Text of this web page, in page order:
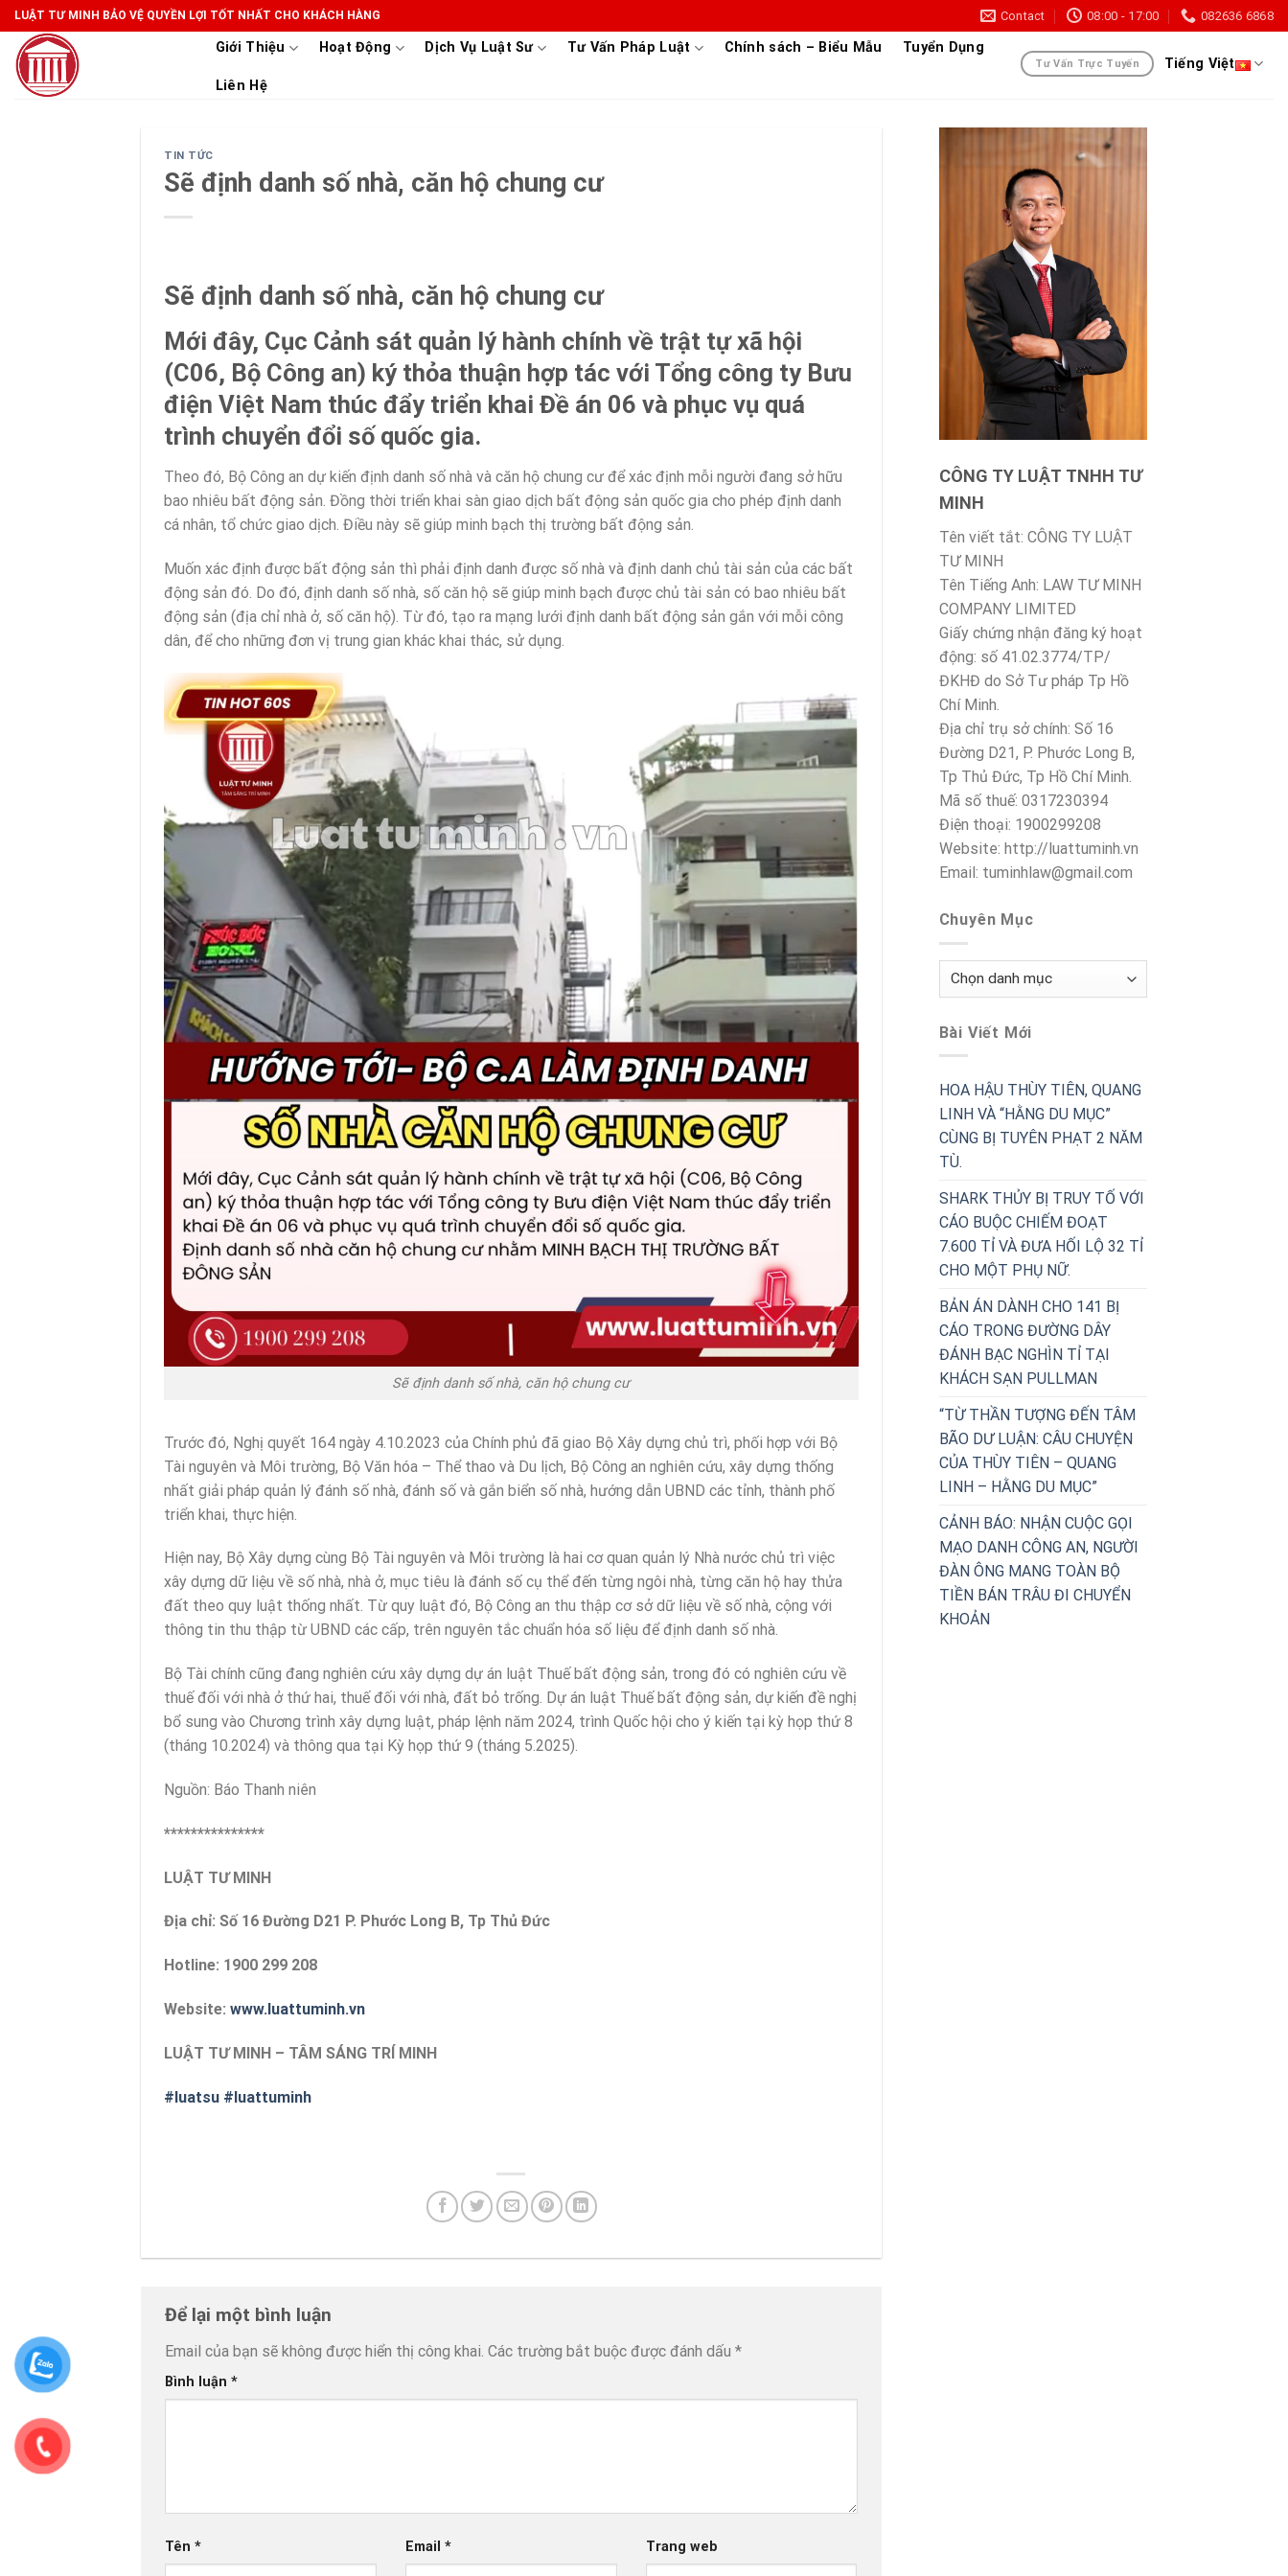
Skip
to
content
LUẬT TƯ MINH BẢO VỆ QUYỀN LỢI TỐT NHẤT CHO KHÁCH HÀNG Contact 08:00 - 17:00 082636 6868
Giới Thiệu Hoạt Động Dịch Vụ Luật Sư Tư Vấn Pháp Luật Chính sách – Biểu Mẫu Tuyển Dụng
Liên Hệ
Tư Vấn Trực Tuyến Tiếng Việt
TIN TỨC
Sẽ định danh số nhà, căn hộ chung cư
Sẽ định danh số nhà, căn hộ chung cư
Mới đây, Cục Cảnh sát quản lý hành chính về trật tự xã hội
(C06, Bộ Công an) ký thỏa thuận hợp tác với Tổng công ty Bưu
điện Việt Nam thúc đẩy triển khai Đề án 06 và phục vụ quá
trình chuyển đổi số quốc gia.
Theo đó, Bộ Công an dự kiến định danh số nhà và căn hộ chung cư để xác định mỗi người đang sở hữu
bao nhiêu bất động sản. Đồng thời triển khai sàn giao dịch bất động sản quốc gia cho phép định danh
cá nhân, tổ chức giao dịch. Điều này sẽ giúp minh bạch thị trường bất động sản.
Muốn xác định được bất động sản thì phải định danh được số nhà và định danh chủ tài sản của các bất
động sản đó. Do đó, định danh số nhà, số căn hộ sẽ giúp minh bạch được chủ tài sản có bao nhiêu bất
động sản (địa chỉ nhà ở, số căn hộ). Từ đó, tạo ra mạng lưới định danh bất động sản gắn với mỗi công
dân, để cho những đơn vị trung gian khác khai thác, sử dụng.
Sẽ định danh số nhà, căn hộ chung cư
Trước đó, Nghị quyết 164 ngày 4.10.2023 của Chính phủ đã giao Bộ Xây dựng chủ trì, phối hợp với Bộ
Tài nguyên và Môi trường, Bộ Văn hóa – Thể thao và Du lịch, Bộ Công an nghiên cứu, xây dựng thống
nhất giải pháp quản lý đánh số nhà, đánh số và gắn biển số nhà, hướng dẫn UBND các tỉnh, thành phố
triển khai, thực hiện.
Hiện nay, Bộ Xây dựng cùng Bộ Tài nguyên và Môi trường là hai cơ quan quản lý Nhà nước chủ trì việc
xây dựng dữ liệu về số nhà, nhà ở, mục tiêu là đánh số cụ thể đến từng ngôi nhà, từng căn hộ hay thửa
đất theo quy luật thống nhất. Từ quy luật đó, Bộ Công an thu thập cơ sở dữ liệu về số nhà, cộng với
thông tin thu thập từ UBND các cấp, trên nguyên tắc chuẩn hóa số liệu để định danh số nhà.
Bộ Tài chính cũng đang nghiên cứu xây dựng dự án luật Thuế bất động sản, trong đó có nghiên cứu về
thuế đối với nhà ở thứ hai, thuế đối với nhà, đất bỏ trống. Dự án luật Thuế bất động sản, dự kiến đề nghị
bổ sung vào Chương trình xây dựng luật, pháp lệnh năm 2024, trình Quốc hội cho ý kiến tại kỳ họp thứ 8
(tháng 10.2024) và thông qua tại Kỳ họp thứ 9 (tháng 5.2025).
Nguồn: Báo Thanh niên
***************
LUẬT TƯ MINH
Địa chỉ: Số 16 Đường D21 P. Phước Long B, Tp Thủ Đức
Hotline: 1900 299 208
Website: www.luattuminh.vn
LUẬT TƯ MINH – TÂM SÁNG TRÍ MINH
#luatsu #luattuminh
Để lại một bình luận
Email của bạn sẽ không được hiển thị công khai. Các trường bắt buộc được đánh dấu *
Bình luận *
Tên * Email * Trang web
CÔNG TY LUẬT TNHH TƯ
MINH
Tên viết tắt: CÔNG TY LUẬT
TƯ MINH
Tên Tiếng Anh: LAW TƯ MINH
COMPANY LIMITED
Giấy chứng nhận đăng ký hoạt
động: số 41.02.3774/TP/
ĐKHĐ do Sở Tư pháp Tp Hồ
Chí Minh.
Địa chỉ trụ sở chính: Số 16
Đường D21, P. Phước Long B,
Tp Thủ Đức, Tp Hồ Chí Minh.
Mã số thuế: 0317230394
Điện thoại: 1900299208
Website: http://luattuminh.vn
Email: tuminhlaw@gmail.com
Chuyên Mục
Chuyên
Bài Viết Mới
HOA HẬU THÙY TIÊN, QUANG
LINH VÀ “HẰNG DU MỤC”
CÙNG BỊ TUYÊN PHẠT 2 NĂM
TÙ.
SHARK THỦY BỊ TRUY TỐ VỚI
CÁO BUỘC CHIẾM ĐOẠT
7.600 TỈ VÀ ĐƯA HỐI LỘ 32 TỈ
CHO MỘT PHỤ NỮ.
BẢN ÁN DÀNH CHO 141 BỊ
CÁO TRONG ĐƯỜNG DÂY
ĐÁNH BẠC NGHÌN TỈ TẠI
KHÁCH SẠN PULLMAN
“TỪ THẦN TƯỢNG ĐẾN TÂM
BÃO DƯ LUẬN: CÂU CHUYỆN
CỦA THÙY TIÊN – QUANG
LINH – HẰNG DU MỤC”
CẢNH BÁO: NHẬN CUỘC GỌI
MẠO DANH CÔNG AN, NGƯỜI
ĐÀN ÔNG MANG TOÀN BỘ
TIỀN BÁN TRÂU ĐI CHUYỂN
KHOẢN